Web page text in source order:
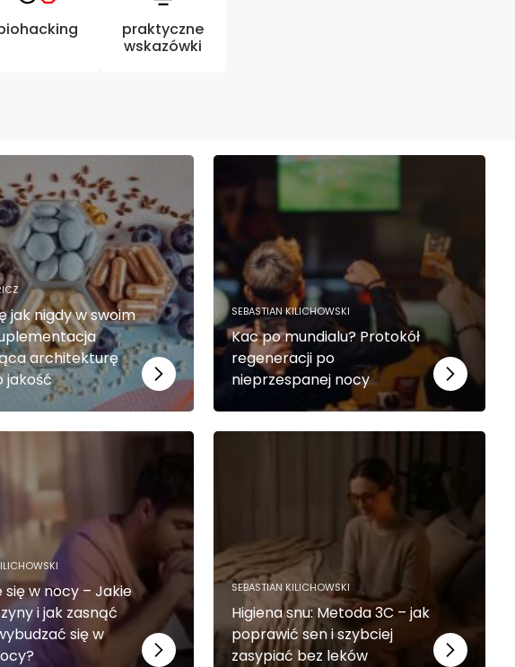
praktyczne
wskazówki
jak nigdy w swoim
architekturę
jakość
SEBASTIAN KILICHOWSKI
Kac po mundialu? Protokół
regeneracji po
nieprzespanej nocy
się w nocy – Jakie
i jak zasnąć
się w
SEBASTIAN KILICHOWSKI
Higiena snu: Metoda 3C – jak
poprawić sen i szybciej
zasypiać bez leków